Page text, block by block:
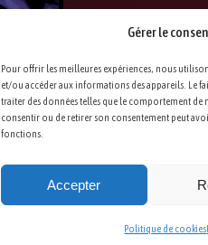
Gérer le
Pour offrir les meilleures expériences, nous
et/ou accéder aux informations des appareils. Le
traiter des données telles que le comportement de
consentir ou de retirer son consentement peut
fonctions.
Accepter
Politique de cookies